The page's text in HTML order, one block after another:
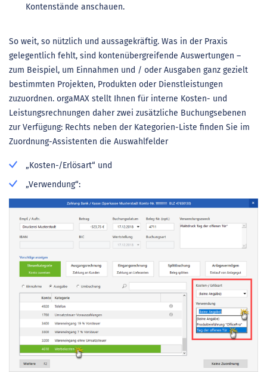
Kontenstände anschauen.
So weit, so nützlich und aussagekräftig. Was in der Praxis
gelegentlich fehlt, sind kontenübergreifende Auswertungen –
zum Beispiel, um Einnahmen und / oder Ausgaben ganz gezielt
bestimmten Projekten, Produkten oder Dienstleistungen
zuzuordnen. orgaMAX stellt Ihnen für interne Kosten- und
Leistungsrechnungen daher zwei zusätzliche Buchungsebenen
zur Verfügung: Rechts neben der Kategorien-Liste finden Sie im
Zuordnung-Assistenten die Auswahlfelder
„Kosten-/Erlösart“ und
„Verwendung“: